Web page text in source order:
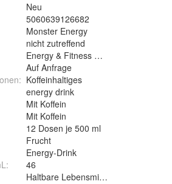
Neu
5060639126682
Monster Energy
nicht zutreffend
Energy & Fitness Drink
Auf Anfrage
: Koffeinhaltiges
energy drink
Mit Koffein
Mit Koffein
12 Dosen je 500 ml
Frucht
Energy-Drink
:
46
Haltbare Lebensmittel